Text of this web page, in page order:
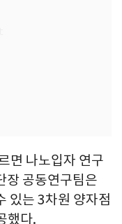
면 나노입자 연구
장 공동연구팀은
있는 3차원 양자점
했다.